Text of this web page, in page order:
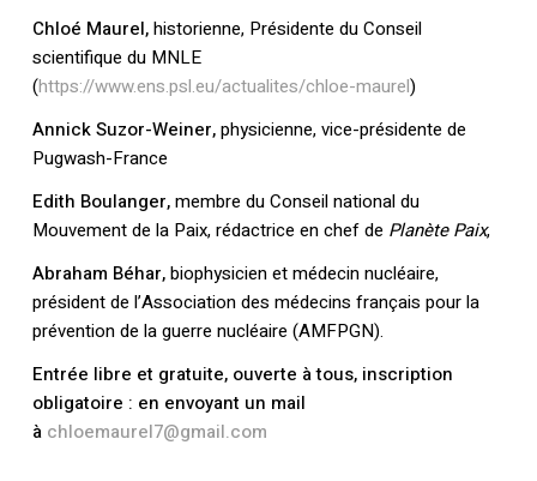
Chloé Maurel,historienne, Présidente du Conseil
scientifique du MNLE
(https://www.ens.psl.eu/actualites/chloe-maurel)
Annick Suzor-Weiner,physicienne, vice-présidente de
Pugwash-France
Edith Boulanger,membre du Conseil national du
Mouvement de la Paix, rédactrice en chef de Planète Paix,
Abraham Béhar,biophysicien et médecin nucléaire,
président de l’Association des médecins français pour la
prévention de la guerre nucléaire (AMFPGN).
Entrée libre et gratuite, ouverte à tous, inscription
obligatoire : en envoyant un mail
à chloemaurel7@gmail.com